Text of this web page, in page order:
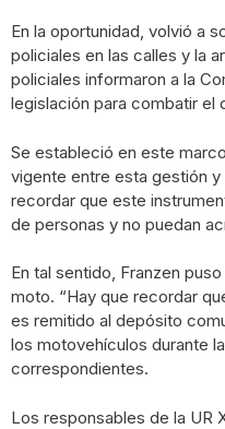
En la oportunidad, volvió a
policiales en las calles y la
policiales informaron a la
legislación para combatir el
Se estableció en este
vigente entre esta gestión y
recordar que este
de personas y no puedan
En tal sentido, Franzen
moto. “Hay que recordar
es remitido al depósito
los motovehículos durante
correspondientes.
Los responsables de la UR